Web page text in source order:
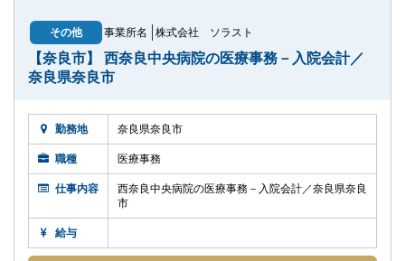
その他 事業所名 株式会社 ソラスト
【奈良市】 西奈良中央病院の医療事務－入院会計／
奈良県奈良市
勤務地 奈良県奈良市
職種 医療事務
仕事内容
西奈良中央病院の医療事務－入院会計／奈良県奈良
市
給与